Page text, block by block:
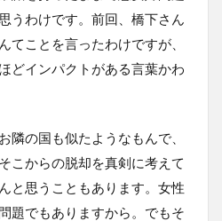
うわけです。前回、橋下さん
てことを言ったわけですが、
どインパクトがある言葉かわ
隣の国も似たようなもんで、
こからの脱却を真剣に考えて
と思うこともあります。女性
題でもありますから。でもそ